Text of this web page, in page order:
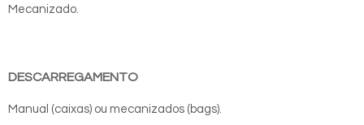
Mecanizado.
DESCARREGAMENTO
Manual (caixas) ou mecanizados (bags).